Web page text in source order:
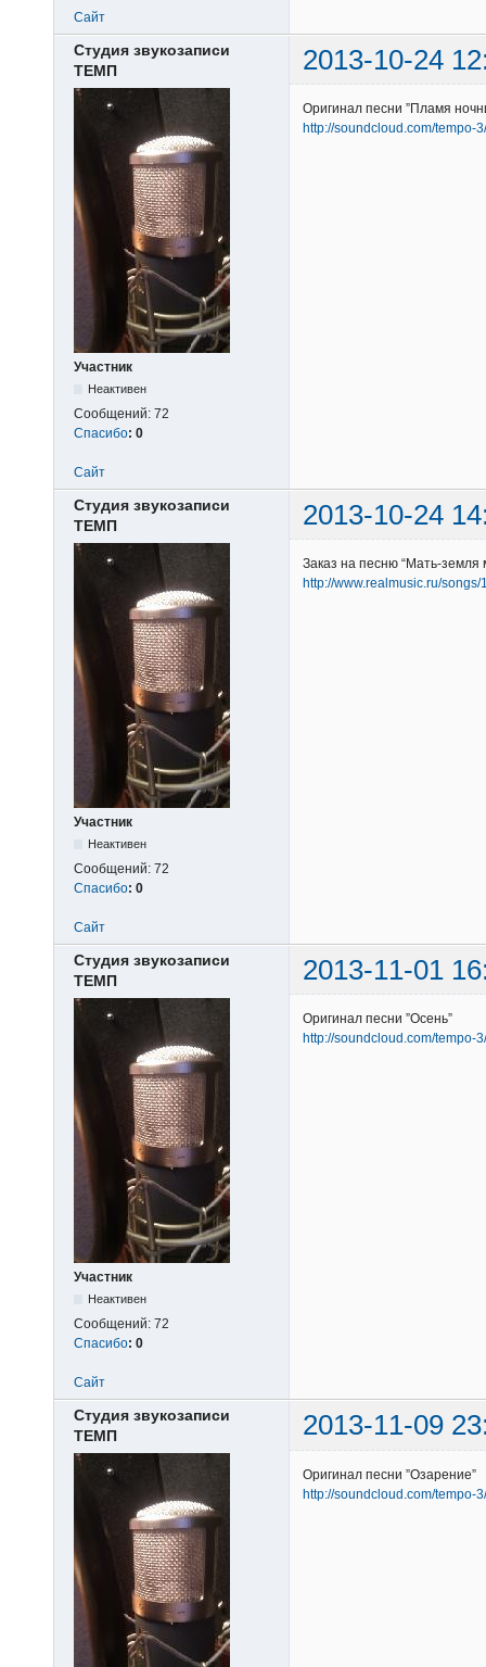
Сайт
Студия звукозаписи
ТЕМП
2013-10-24
Участник
Неактивен
Сообщений: 72
Спасибо: 0
Оригинал песни ”Пламя
http://soundcloud.com/tempo-
Сайт
Студия звукозаписи
ТЕМП
2013-10-24
Участник
Неактивен
Сообщений: 72
Спасибо: 0
Заказ на песню “Мать-земля
http://www.realmusic.ru/songs/
Сайт
Студия звукозаписи
ТЕМП
2013-11-01
Участник
Неактивен
Сообщений: 72
Спасибо: 0
Оригинал песни ”Осень”
http://soundcloud.com/tempo-
Сайт
Студия звукозаписи
ТЕМП
2013-11-09
Оригинал песни ”Озарение”
http://soundcloud.com/tempo-